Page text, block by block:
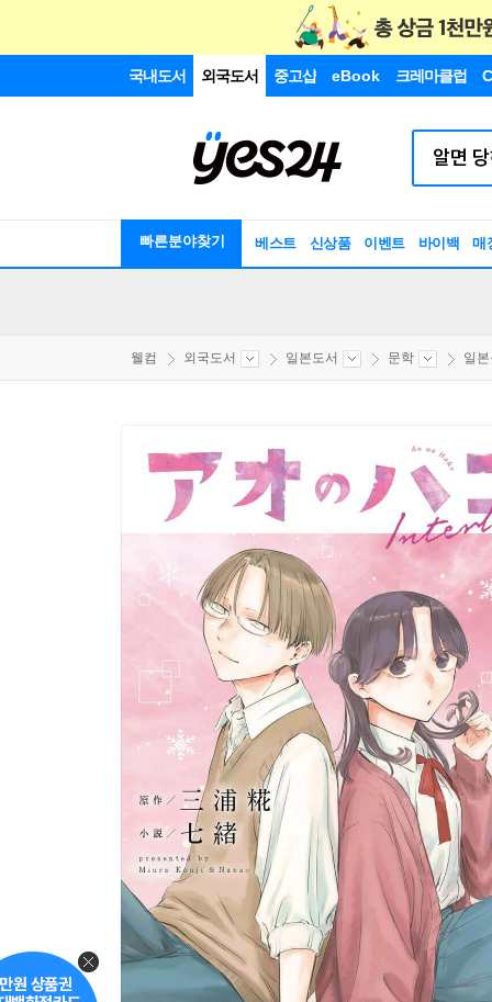
국내도서 외국도서 중고샵 eBook 크레마클럽
빠른분야찾기 베스트 신상품 이벤트 바이백 매
웰컴 외국도서 일본도서 문학 일